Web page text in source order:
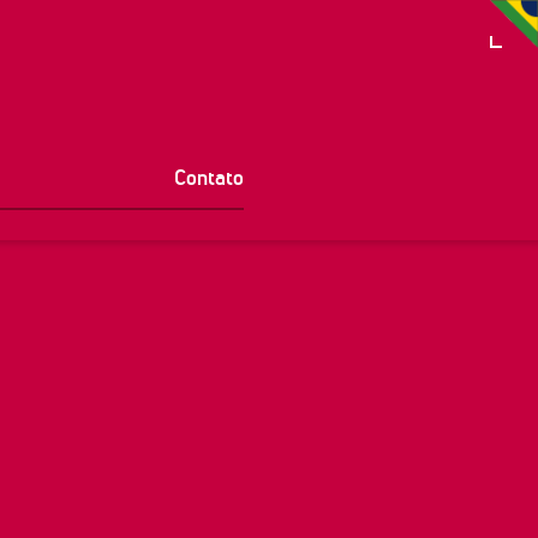
Contato